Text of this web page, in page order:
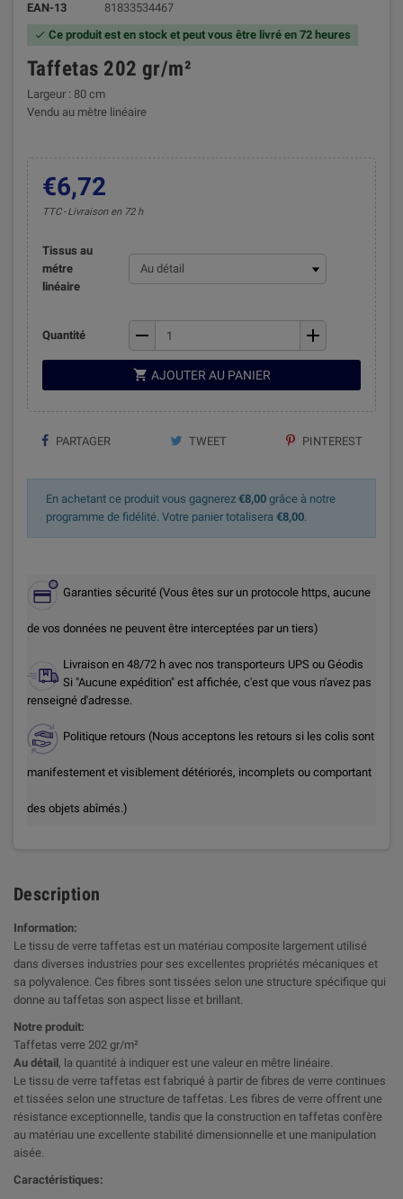
EAN-13
81833534467
 Ce produit est en stock et peut vous être livré en 72 heures
Taffetas 202 gr/m²
Largeur : 80 cm
Vendu au mètre linéaire
€6,72
TTC Livraison en 72 h
Tissus au
métre
linéaire
Quantité remove add
 AJOUTER AU PANIER
PARTAGER TWEET PINTEREST
En achetant ce produit vous gagnerez €8,00 grâce à notre
programme de fidélité. Votre panier totalisera €8,00.
Garanties sécurité (Vous êtes sur un protocole https, aucune
de vos données ne peuvent être interceptées par un tiers)
Livraison en 48/72 h avec nos transporteurs UPS ou Géodis
Si "Aucune expédition" est affichée, c'est que vous n'avez pas
renseigné d'adresse.
Politique retours (Nous acceptons les retours si les colis sont
manifestement et visiblement détériorés, incomplets ou comportant
des objets abîmés.)
Description
Information:
Le tissu de verre taffetas est un matériau composite largement utilisé
dans diverses industries pour ses excellentes propriétés mécaniques et
sa polyvalence. Ces fibres sont tissées selon une structure spécifique qui
donne au taffetas son aspect lisse et brillant.
Notre produit:
Taffetas verre 202 gr/m²
Au détail , la quantité à indiquer est une valeur en mêtre linéaire.
Le tissu de verre taffetas est fabriqué à partir de fibres de verre continues
et tissées selon une structure de taffetas. Les fibres de verre offrent une
résistance exceptionnelle, tandis que la construction en taffetas confère
au matériau une excellente stabilité dimensionnelle et une manipulation
aisée.
Caractéristiques: